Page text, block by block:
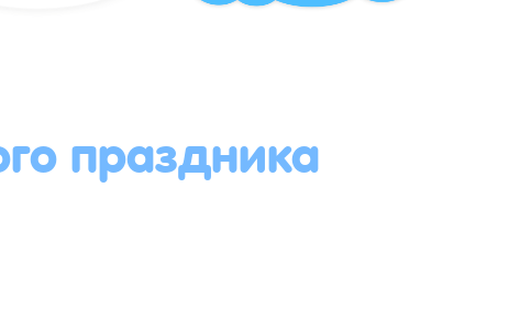
праздника